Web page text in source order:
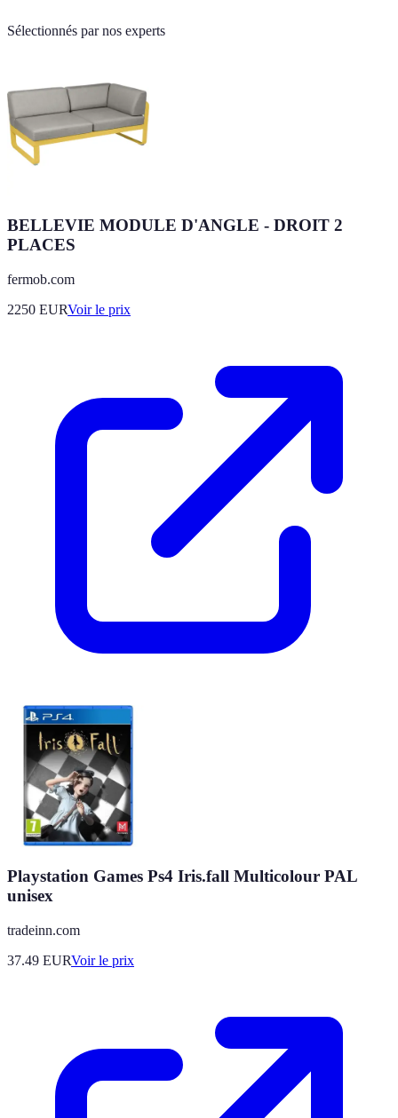
Sélectionnés par nos experts
BELLEVIE MODULE D'ANGLE - DROIT 2
PLACES
fermob.com
2250 EURVoir le prix
Playstation Games Ps4 Iris.fall Multicolour PAL
unisex
tradeinn.com
37.49 EURVoir le prix